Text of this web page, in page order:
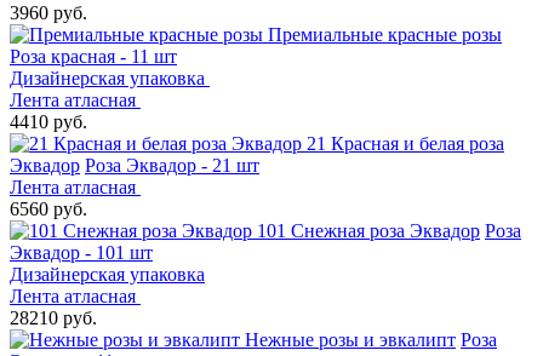
3960 руб.
Премиальные красные розы
Роза красная - 11 шт
Дизайнерская упаковка
Лента атласная
4410 руб.
21 Красная и белая роза
Эквадор Роза Эквадор - 21 шт
Лента атласная
6560 руб.
101 Снежная роза Эквадор Роза
Эквадор - 101 шт
Дизайнерская упаковка
Лента атласная
28210 руб.
Нежные розы и эвкалипт Роза